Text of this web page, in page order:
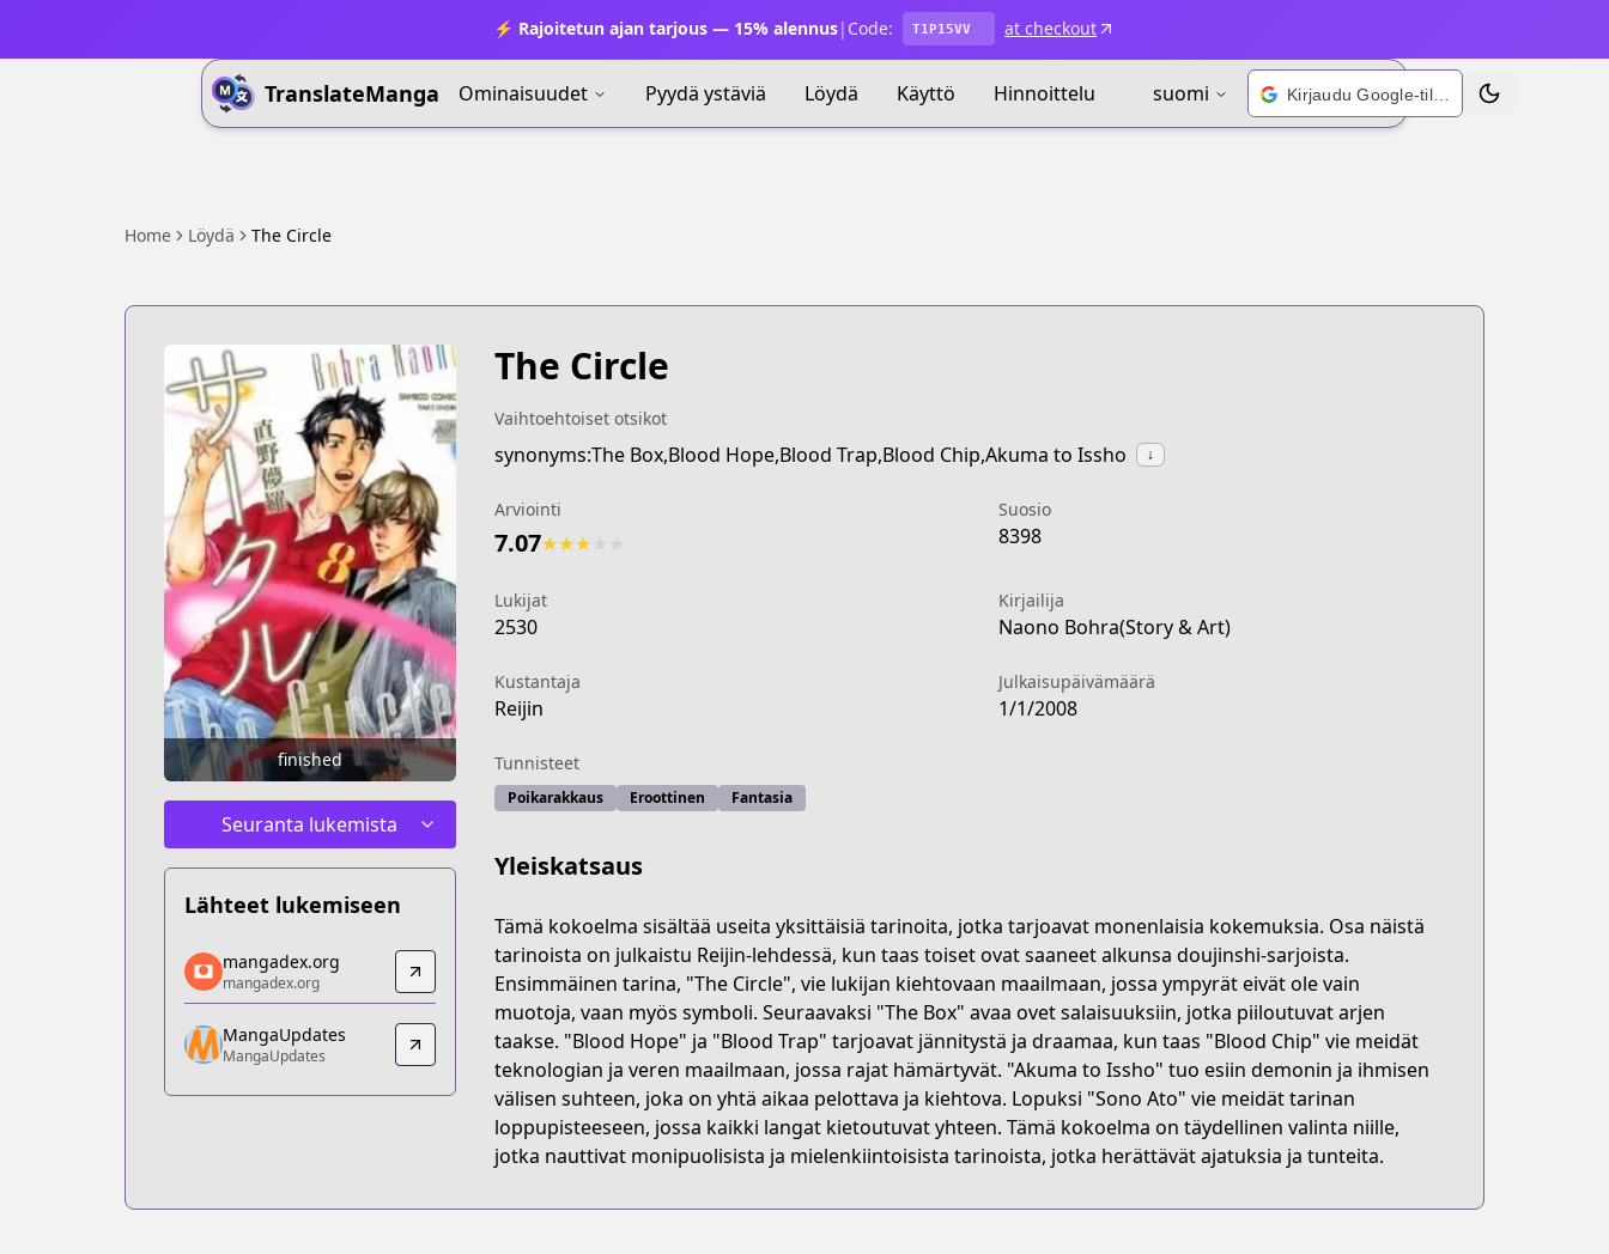
⚡ Rajoitetun ajan tarjous — 15% alennus| Code: T1P15VV at checkout
TranslateManga Ominaisuudet Pyydä ystäviä Löydä Käyttö Hinnoittelu suomi Kirjaudu Google-tilillä Vaihda teema
Home Löydä The Circle
finished
Seuranta lukemista
Lähteet lukemiseen
mangadex.org
mangadex.org
https://mangadex.org/title/7838ec0f-6dee-4316-8dba-1f935bf02863
MangaUpdates
MangaUpdates
https://www.mangaupdates.com/series.html?id=40156
mangadex.org
mangadex.org
MangaUpdates
MangaUpdates
The Circle
Vaihtoehtoiset otsikot
synonyms:The Box,Blood Hope,Blood Trap,Blood Chip,Akuma to Issho ↓
Arviointi
7.07★★★
Suosio
8398
Lukijat
2530
Kirjailija
Naono Bohra(Story & Art)
Kustantaja
Reijin
Julkaisupäivämäärä
1/1/2008
Tunnisteet
Poikarakkaus Eroottinen Fantasia
Yleiskatsaus
Tämä kokoelma sisältää useita yksittäisiä tarinoita, jotka tarjoavat monenlaisia kokemuksia. Osa näistä
tarinoista on julkaistu Reijin-lehdessä, kun taas toiset ovat saaneet alkunsa doujinshi-sarjoista.
Ensimmäinen tarina, "The Circle", vie lukijan kiehtovaan maailmaan, jossa ympyrät eivät ole vain
muotoja, vaan myös symboli. Seuraavaksi "The Box" avaa ovet salaisuuksiin, jotka piiloutuvat arjen
taakse. "Blood Hope" ja "Blood Trap" tarjoavat jännitystä ja draamaa, kun taas "Blood Chip" vie meidät
teknologian ja veren maailmaan, jossa rajat hämärtyvät. "Akuma to Issho" tuo esiin demonin ja ihmisen
välisen suhteen, joka on yhtä aikaa pelottava ja kiehtova. Lopuksi "Sono Ato" vie meidät tarinan
loppupisteeseen, jossa kaikki langat kietoutuvat yhteen. Tämä kokoelma on täydellinen valinta niille,
jotka nauttivat monipuolisista ja mielenkiintoisista tarinoista, jotka herättävät ajatuksia ja tunteita.